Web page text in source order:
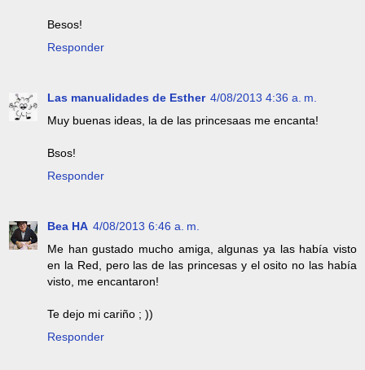
Besos!
Responder
Las manualidades de Esther 4/08/2013 4:36 a. m.
Muy buenas ideas, la de las princesaas me encanta!
Bsos!
Responder
Bea HA 4/08/2013 6:46 a. m.
Me han gustado mucho amiga, algunas ya las había visto
en la Red, pero las de las princesas y el osito no las había
visto, me encantaron!
Te dejo mi cariño ; ))
Responder